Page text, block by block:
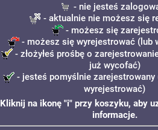
- nie jesteś
- aktualnie nie możesz się
- możesz się
- możesz się wyrejestrować (lub
- złożyłeś prośbę o
już wycofać)
- jesteś pomyślnie zarejestrowany
wyrejestrować)
Kliknij na ikonę "i" przy koszyku, aby
informacje.